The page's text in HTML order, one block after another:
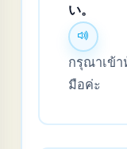
い。
กรุณาเข้า
มือค่ะ